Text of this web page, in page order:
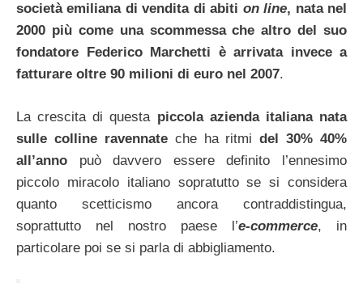
società emiliana di vendita di abiti on line, nata nel
2000 più come una scommessa che altro del suo
fondatore
Federico Marchetti è arrivata invece a
fatturare oltre 90 milioni di euro nel 2007.
La crescita di questa piccola azienda italiana nata
sulle colline ravennateche ha ritmidel 30% 40%
all’anno può davvero essere definito l’ennesimo
piccolo miracolo italiano sopratutto se si considera
quanto scetticismo ancora contraddistingua,
soprattutto nel nostro paese l’e-commerce, in
particolare poi se si parla di abbigliamento.